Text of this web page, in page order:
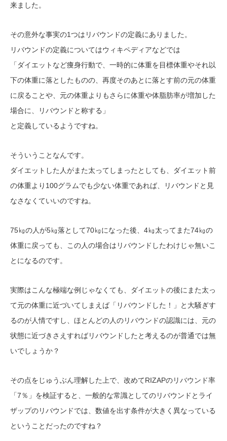
来ました。
その意外な事実の1つはリバウンドの定義にありました。
リバウンドの定義についてはウィキペディアなどでは
「ダイエットなど痩身行動で、一時的に体重を目標体重やそれ以
下の体重に落としたものの、再度そのあとに落とす前の元の体重
に戻ることや、元の体重よりもさらに体重や体脂肪率が増加した
場合に、リバウンドと称する」
と定義しているようですね。
そういうことなんです。
ダイエットした人がまた太ってしまったとしても、ダイエット前
の体重より100グラムでも少ない体重であれば、リバウンドと見
なさなくていいのですね。
75㎏の人が5㎏落として70㎏になった後、4㎏太ってまた74㎏の
体重に戻っても、この人の場合はリバウンドしたわけじゃ無いこ
とになるのです。
実際はこんな極端な例じゃなくても、ダイエットの後にまた太っ
て元の体重に近づいてしまえば「リバウンドした！」と大騒ぎす
るのが人情ですし、ほとんどの人のリバウンドの認識には、元の
状態に近づきさえすればリバウンドしたと考えるのが普通では無
いでしょうか？
その点をじゅうぶん理解した上で、改めてRIZAPのリバウンド率
「7％」を検証すると、一般的な常識としてのリバウンドとライ
ザップのリバウンドでは、数値を出す条件が大きく異なっている
ということだったのですね？